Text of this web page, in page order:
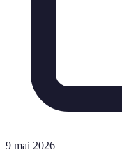
9 mai 2026